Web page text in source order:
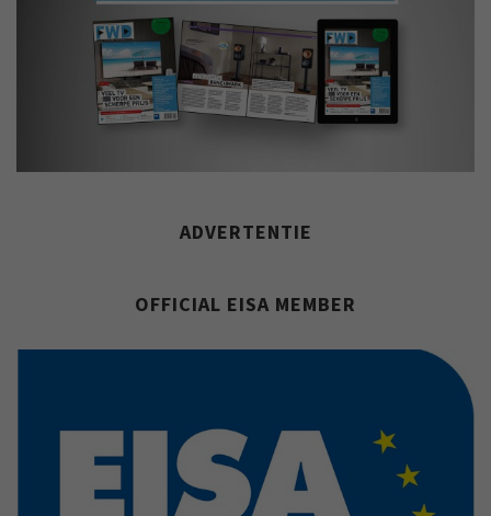
ADVERTENTIE
OFFICIAL EISA MEMBER